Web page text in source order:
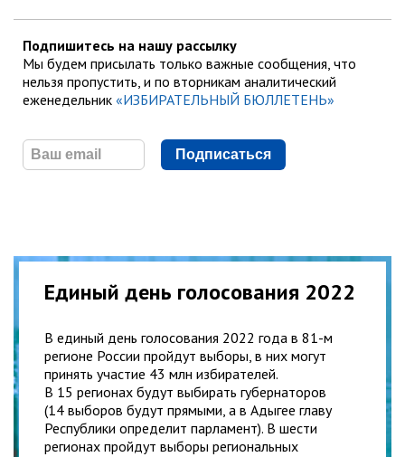
Подпишитесь на нашу рассылку
Мы будем присылать только важные сообщения, что
нельзя пропустить, и по вторникам аналитический
еженедельник «ИЗБИРАТЕЛЬНЫЙ БЮЛЛЕТЕНЬ»
Подписаться
Единый день голосования 2022
В единый день голосования 2022 года в 81-м
регионе России пройдут выборы, в них могут
принять участие 43 млн избирателей.
В 15 регионах будут выбирать губернаторов
(14 выборов будут прямыми, а в Адыгее главу
Республики определит парламент). В шести
регионах пройдут выборы региональных